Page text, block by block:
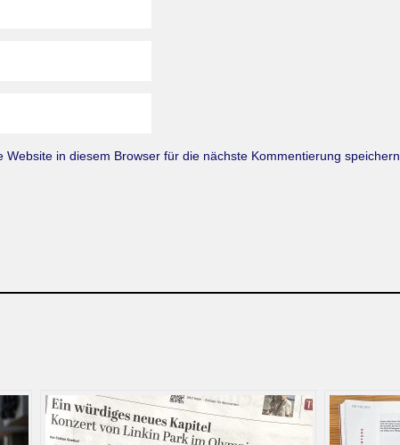
in diesem Browser für die nächste Kommentierung speichern.